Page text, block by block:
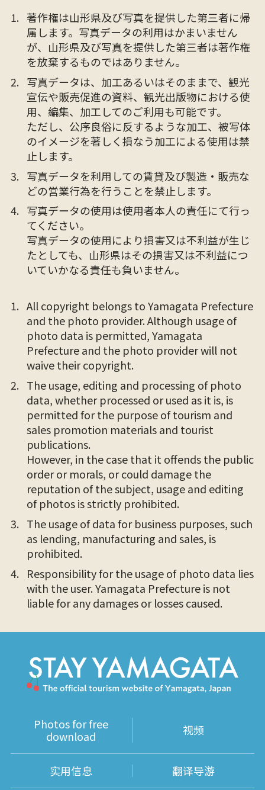
著作権は山形県及び写真を提供した第三者に帰
属します。写真データの利用はかまいません
が、山形県及び写真を提供した第三者は著作権
を放棄するものではありません。
写真データは、加工あるいはそのままで、観光
宣伝や販売促進の資料、観光出版物における使
用、編集、加工してのご利用も可能です。
ただし、公序良俗に反するような加工、被写体
のイメージを著しく損なう加工による使用は禁
止します。
写真データを利用しての賃貸及び製造・販売な
どの営業行為を行うことを禁止します。
写真データの使用は使用者本人の責任にて行っ
てください。
写真データの使用により損害又は不利益が生じ
たとしても、山形県はその損害又は不利益につ
いていかなる責任も負いません。
All copyright belongs to Yamagata Prefecture
and the photo provider. Although usage of
photo data is permitted, Yamagata
Prefecture and the photo provider will not
waive their copyright.
The usage, editing and processing of photo
data, whether processed or used as it is, is
permitted for the purpose of tourism and
sales promotion materials and tourist
publications.
However, in the case that it offends the public
order or morals, or could damage the
reputation of the subject, usage and editing
of photos is strictly prohibited.
The usage of data for business purposes, such
as lending, manufacturing and sales, is
prohibited.
Responsibility for the usage of photo data lies
with the user. Yamagata Prefecture is not
liable for any damages or losses caused.
Photos for free
download
视频
实用信息 翻译导游